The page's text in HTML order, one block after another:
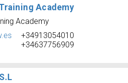
Academy
Academy
+34913054010
+34637756909